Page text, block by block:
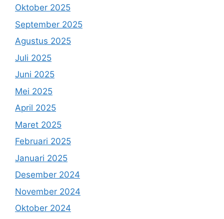
Oktober 2025
September 2025
Agustus 2025
Juli 2025
Juni 2025
Mei 2025
April 2025
Maret 2025
Februari 2025
Januari 2025
Desember 2024
November 2024
Oktober 2024